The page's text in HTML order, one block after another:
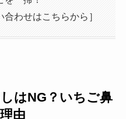
合わせはこちらから］
はNG？いちご鼻
由